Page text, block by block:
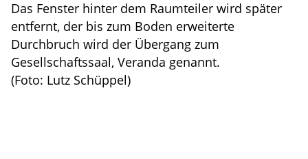
Das Fenster hinter dem Raumteiler wird später
entfernt, der bis zum Boden erweiterte
Durchbruch wird der Übergang zum
Gesellschaftssaal, Veranda genannt.
(Foto: Lutz Schüppel)